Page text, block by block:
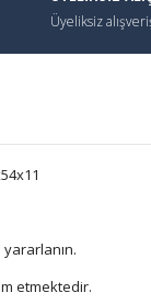
Üyeliksiz
etmektedir.